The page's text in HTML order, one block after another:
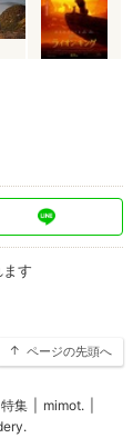
す
ページの先頭へ
集 mimot.